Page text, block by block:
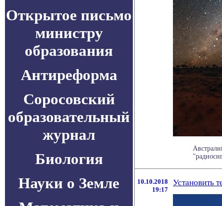
Открытое письмо
министру
образования
Антиреформа
Соросовский
образовательный
журнал
Биология
Науки о Земле
10.10.2018
19:17
Установить